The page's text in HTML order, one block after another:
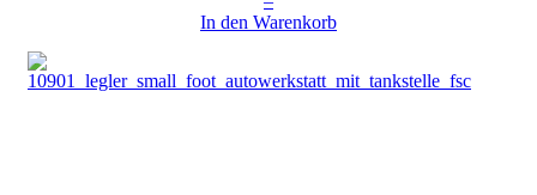
In den Warenkorb